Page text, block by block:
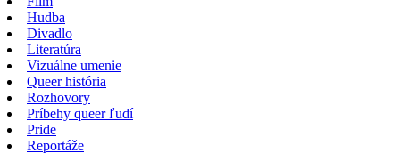
Hudba
Divadlo
Literatúra
Vizuálne umenie
Queer história
Rozhovory
Príbehy queer ľudí
Pride
Reportáže